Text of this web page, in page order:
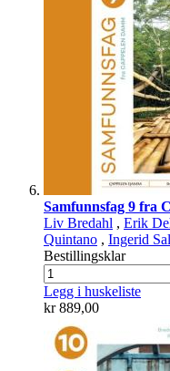
Samfunnsfag 9 fra
Liv Bredahl , Erik
Quintano , Ingerid
Bestillingsklar
Legg i huskeliste
kr 889,00